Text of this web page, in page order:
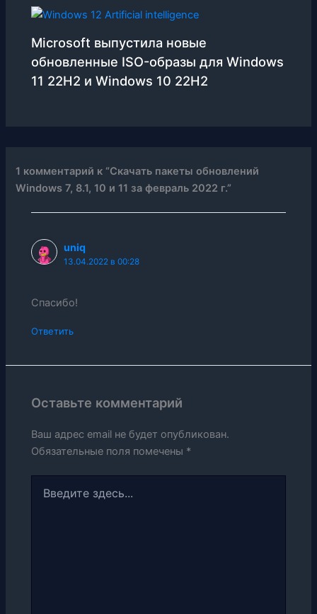
Microsoft выпустила новые
обновленные ISO-образы для Windows
11 22H2 и Windows 10 22H2
1 комментарий к “Скачать пакеты обновлений
Windows 7, 8.1, 10 и 11 за февраль 2022 г.”
uniq
13.04.2022 в 00:28
Спасибо!
Ответить
Оставьте комментарий
Ваш адрес email не будет опубликован.
Обязательные поля помечены *
здесь...